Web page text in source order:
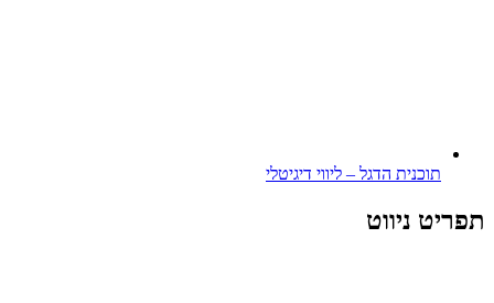
תוכנית הדגל – ליווי דיגיטלי
תפריט ניווט